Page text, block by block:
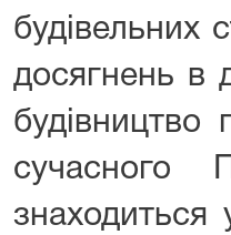
будівельних
досягнень в
будівництво
сучасного